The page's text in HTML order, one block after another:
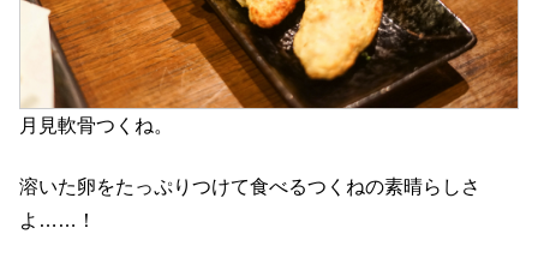
月見軟骨つくね。
溶いた卵をたっぷりつけて食べるつくねの素晴らしさ
よ……！